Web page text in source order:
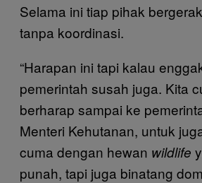
Selama ini tiap pihak
tanpa koordinasi.
“Harapan ini tapi kalau
pemerintah susah juga. Kita
berharap sampai ke
Menteri Kehutanan, untuk
cuma dengan hewan wildlife
punah, tapi juga binatang